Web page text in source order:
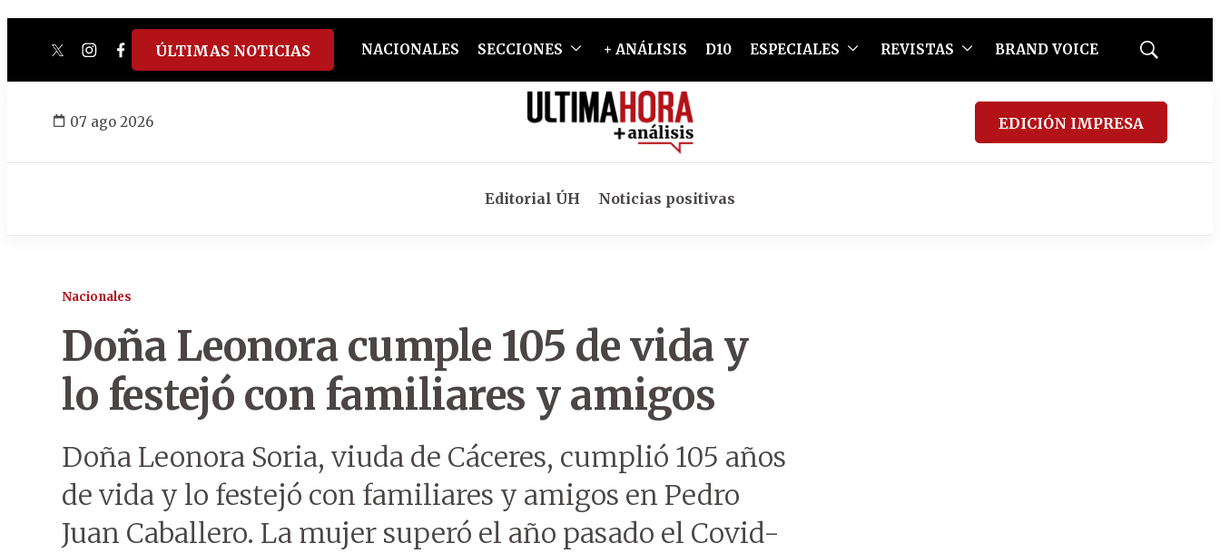
twitterinstagram
facebook
tiktokyoutube
spotify
ÚLTIMAS NOTICIAS NACIONALES SECCIONES + ANÁLISIS D10 ESPECIALES REVISTAS BRAND VOICE
Mostrar
07 ago 2026 EDICIÓN IMPRESA
Editorial ÚH Noticias positivas
Nacionales
Doña Leonora cumple 105 de vida y
lo festejó con familiares y amigos
Doña Leonora Soria, viuda de Cáceres, cumplió 105 años
de vida y lo festejó con familiares y amigos en Pedro
Juan Caballero. La mujer superó el año pasado el Covid-